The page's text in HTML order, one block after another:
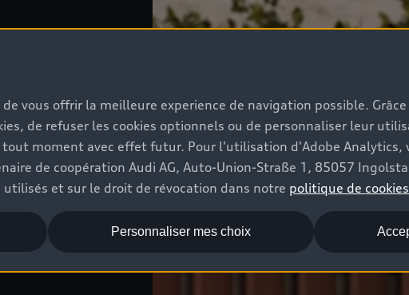
vous offrir la meilleure experience de navigation possible.
de refuser les cookies optionnels ou de personnaliser leur
tout moment avec effet futur. Pour l'utilisation d'Adobe Analytics,
de coopération Audi AG, Auto-Union-Straße 1, 85057
et sur le droit de révocation dans notre politique de cookies
Personnaliser mes choix